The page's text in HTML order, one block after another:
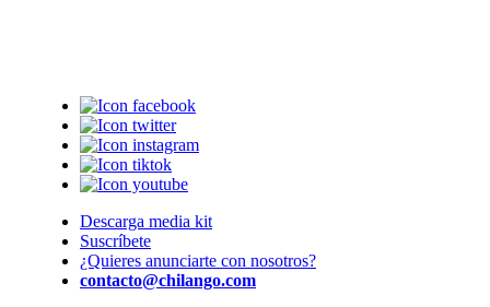
Descarga media kit
Suscríbete
¿Quieres anunciarte con nosotros?
contacto@chilango.com